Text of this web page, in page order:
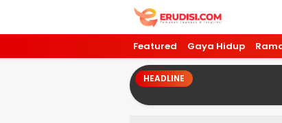
Featured Gaya Hidup
HEADLINE